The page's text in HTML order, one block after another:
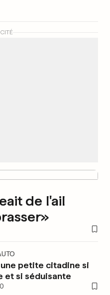
de l'ail
une petite citadine si
et si séduisante
0